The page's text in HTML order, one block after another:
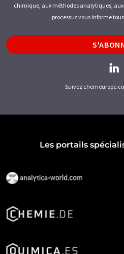
chimique, aux méthodes analytiques,
processus vous informe
Suivez
Les portails